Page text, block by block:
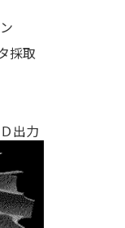
採取
出力